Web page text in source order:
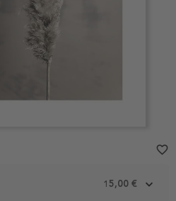
15,00 €
favorite_border